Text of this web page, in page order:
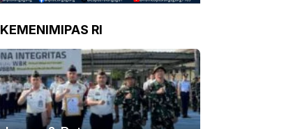
KEMENIMIPAS RI